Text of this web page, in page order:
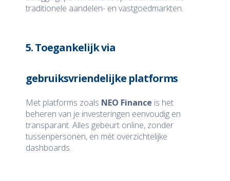
traditionele aandelen- en vastgoedmarkten.
5. Toegankelijk via
gebruiksvriendelijke platforms
Met platforms zoals NEO Finance is het
beheren van je investeringen eenvoudig en
transparant. Alles gebeurt online, zonder
tussenpersonen, en mét overzichtelijke
dashboards.